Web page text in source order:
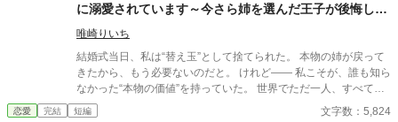
に溺愛されています～今さら姉を選んだ王子が後悔して
も手遅れです～
唯崎りいち
結婚式当日、私は“替え玉”として捨てられた。 本物の姉が戻って
きたから、もう必要ないのだと。 けれど—— 私こそが、誰も知ら
なかった“本物の価値”を持っていた。 世界でただ一人、すべてを
癒す力。 そして、その価値を知るただ一人の人が、皇帝となって
恋愛 完結 短編 文字数：5,824